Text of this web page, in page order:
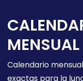
MENSUAL
Calendario
exactas para la